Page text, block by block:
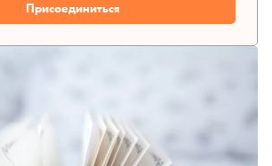
Присоединиться